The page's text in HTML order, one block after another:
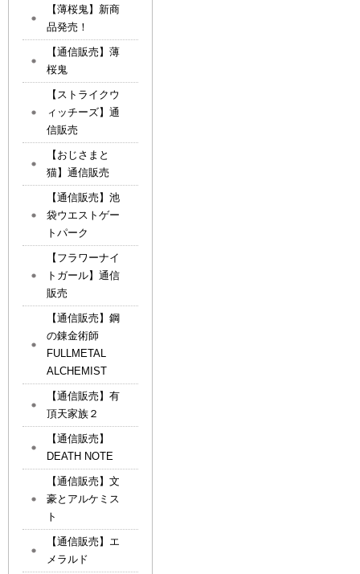
【薄桜鬼】新商
品発売！
【通信販売】薄
桜鬼
【ストライクウ
ィッチーズ】通
信販売
【おじさまと
猫】通信販売
【通信販売】池
袋ウエストゲー
トパーク
【フラワーナイ
トガール】通信
販売
【通信販売】鋼
の錬金術師
FULLMETAL
ALCHEMIST
【通信販売】有
頂天家族２
【通信販売】
DEATH NOTE
【通信販売】文
豪とアルケミス
ト
【通信販売】エ
メラルド